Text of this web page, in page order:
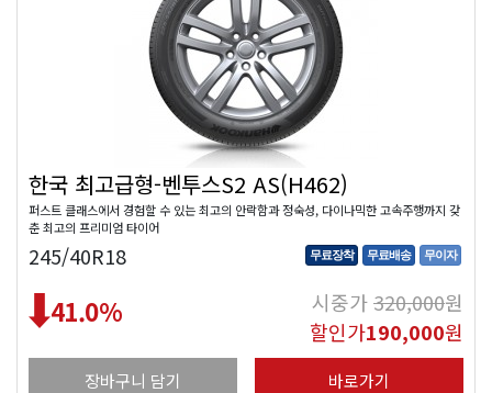
한국 최고급형-벤투스S2 AS(H462)
퍼스트 클래스에서 경험할 수 있는 최고의 안락함과 정숙성, 다이나믹한 고속주행까지 갖
춘 최고의 프리미엄 타이어
245/40R18 무료장착 무료배송 무이자
41.0% 시중가320,000원
할인가190,000원
장바구니 담기 바로가기